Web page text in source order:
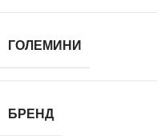
ГОЛЕМИНИ
БРЕНД